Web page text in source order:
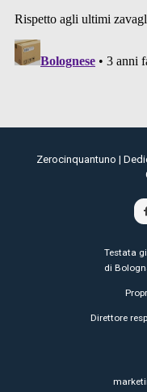
Zerocinquantuno |
Testata
di
Direttore